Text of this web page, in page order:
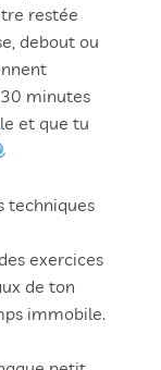
restée
debout ou
minutes
et que tu
techniques
exercices
de ton
immobile.